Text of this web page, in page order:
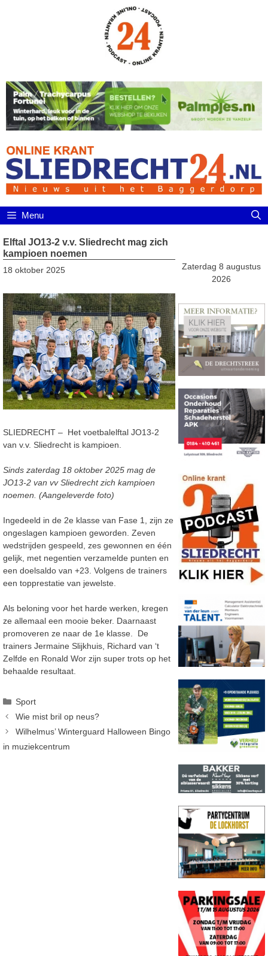
Menu
Elftal JO13-2 v.v. Sliedrecht mag zich
kampioen noemen
18 oktober 2025
SLIEDRECHT – Het voetbalelftal JO13-2
van v.v. Sliedrecht is kampioen.
Sinds zaterdag 18 oktober 2025 mag de
JO13-2 van vv Sliedrecht zich kampioen
noemen. (Aangeleverde foto)
Ingedeeld in de 2e klasse van Fase 1, zijn ze
ongeslagen kampioen geworden. Zeven
wedstrijden gespeeld, zes gewonnen en één
gelijk, met negentien verzamelde punten en
een doelsaldo van +23. Volgens de trainers
een topprestatie van jewelste.
Als beloning voor het harde werken, kregen
ze allemaal een mooie beker. Daarnaast
promoveren ze naar de 1e klasse. De
trainers Jermaine Slijkhuis, Richard van ‘t
Zelfde en Ronald Wor zijn super trots op het
behaalde resultaat.
Categorieën
Sport
Wie mist bril op neus?
Wilhelmus’ Winterguard Halloween Bingo
in muziekcentrum
Zaterdag 8 augustus
2026